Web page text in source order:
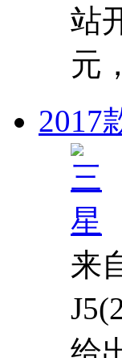
站
元
2017
来